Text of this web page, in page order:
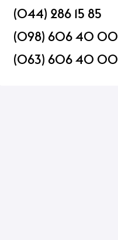
(044) 286 15 85
(098) 606 40 00
(063) 606 40 00